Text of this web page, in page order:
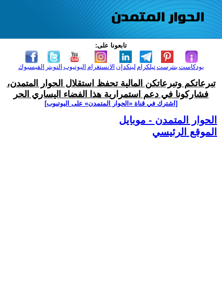
تابعونا على:
الفيسبوك التويتر اليوتيوب الانستغرام لينكدإن تيلكرامبنترست بودكاست
تبرعاتكم وتبرعاتكن المالية تحفظ استقلال الحوار المتمدن،
فشاركونا في دعم استمرارية هذا الفضاء اليساري الحر
[اشترك في قناة ‫«الحوار المتمدن» على اليوتيوب]
الحوار المتمدن - موبايل
الموقع الرئيسي